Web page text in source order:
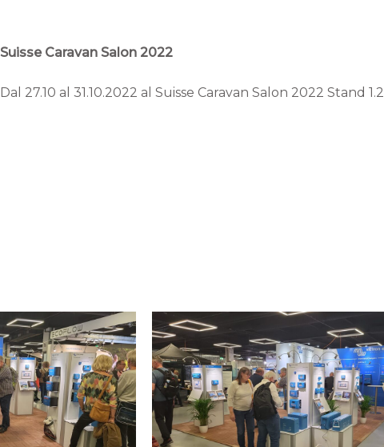
Suisse Caravan Salon 2022
Dal 27.10 al 31.10.2022 al Suisse Caravan Salon 2022 Stand 1.2